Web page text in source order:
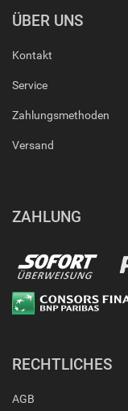
ÜBER UNS
Kontakt
Service
Zahlungsmethoden
Versand
ZAHLUNG
RECHTLICHES
AGB